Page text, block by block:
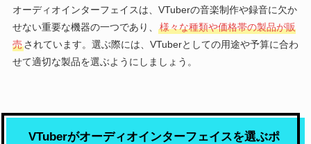
オーディオインターフェイスは、VTuberの音楽制作や録音に欠か
せない重要な機器の一つであり、
様々な種類や価格帯の製品が販
売されています。選ぶ際には、VTuberとしての用途や予算に合わ
せて適切な製品を選ぶようにしましょう。
VTuberがオーディオインターフェイスを選ぶポ